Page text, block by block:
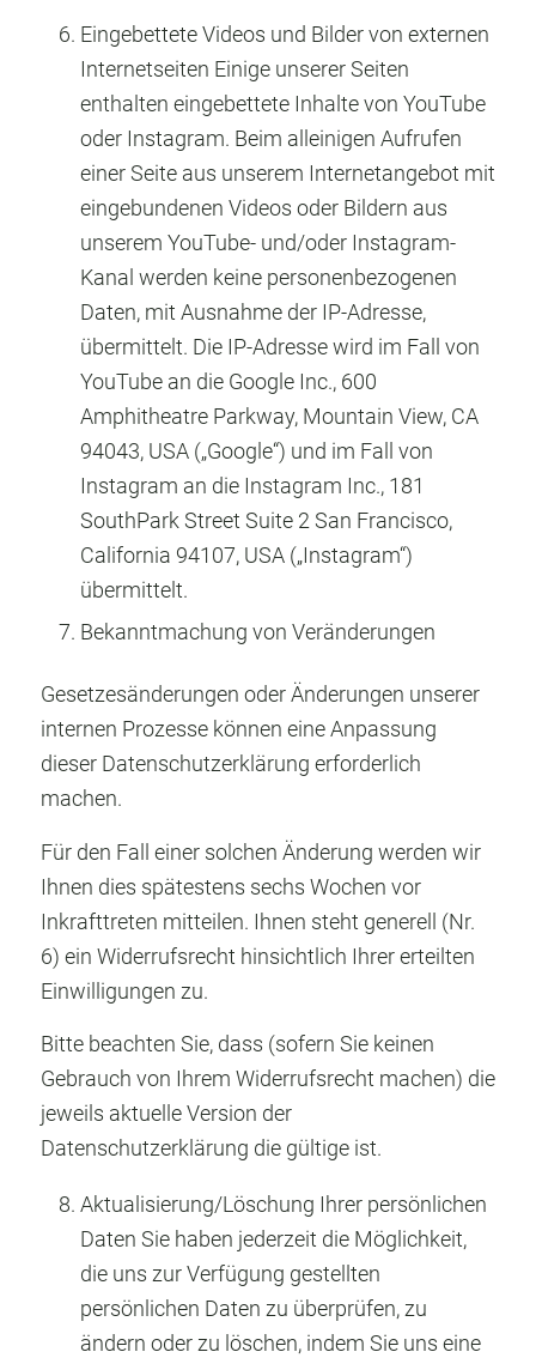
Eingebettete Videos und Bilder von externen
Internetseiten Einige unserer Seiten
enthalten eingebettete Inhalte von YouTube
oder Instagram. Beim alleinigen Aufrufen
einer Seite aus unserem Internetangebot mit
eingebundenen Videos oder Bildern aus
unserem YouTube- und/oder Instagram-
Kanal werden keine personenbezogenen
Daten, mit Ausnahme der IP-Adresse,
übermittelt. Die IP-Adresse wird im Fall von
YouTube an die Google Inc., 600
Amphitheatre Parkway, Mountain View, CA
94043, USA („Google“) und im Fall von
Instagram an die Instagram Inc., 181
SouthPark Street Suite 2 San Francisco,
California 94107, USA („Instagram“)
übermittelt.
Bekanntmachung von Veränderungen
Gesetzesänderungen oder Änderungen unserer
internen Prozesse können eine Anpassung
dieser Datenschutzerklärung erforderlich
machen.
Für den Fall einer solchen Änderung werden wir
Ihnen dies spätestens sechs Wochen vor
Inkrafttreten mitteilen. Ihnen steht generell (Nr.
6) ein Widerrufsrecht hinsichtlich Ihrer erteilten
Einwilligungen zu.
Bitte beachten Sie, dass (sofern Sie keinen
Gebrauch von Ihrem Widerrufsrecht machen) die
jeweils aktuelle Version der
Datenschutzerklärung die gültige ist.
Aktualisierung/Löschung Ihrer persönlichen
Daten Sie haben jederzeit die Möglichkeit,
die uns zur Verfügung gestellten
persönlichen Daten zu überprüfen, zu
ändern oder zu löschen, indem Sie uns eine